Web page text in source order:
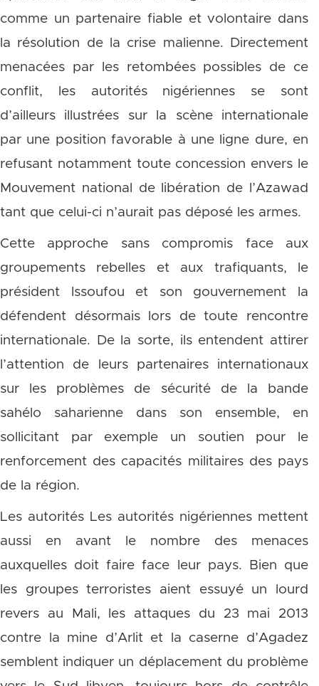
comme un partenaire fiable et volontaire dans
la résolution de la crise malienne. Directement
menacées par les retombées possibles de ce
conflit, les autorités nigériennes se sont
d’ailleurs illustrées sur la scène internationale
par une position favorable à une ligne dure, en
refusant notamment toute concession envers le
Mouvement national de libération de l’Azawad
tant que celui-ci n’aurait pas déposé les armes.
Cette approche sans compromis face aux
groupements rebelles et aux trafiquants, le
président Issoufou et son gouvernement la
défendent désormais lors de toute rencontre
internationale. De la sorte, ils entendent attirer
l’attention de leurs partenaires internationaux
sur les problèmes de sécurité de la bande
sahélo saharienne dans son ensemble, en
sollicitant par exemple un soutien pour le
renforcement des capacités militaires des pays
de la région.
Les autorités Les autorités nigériennes mettent
aussi en avant le nombre des menaces
auxquelles doit faire face leur pays. Bien que
les groupes terroristes aient essuyé un lourd
revers au Mali, les attaques du 23 mai 2013
contre la mine d’Arlit et la caserne d’Agadez
semblent indiquer un déplacement du problème